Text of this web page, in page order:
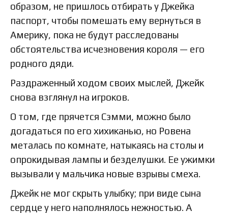
образом, не пришлось отбирать у Джейка
паспорт, чтобы помешать ему вернуться в
Америку, пока не будут расследованы
обстоятельства исчезновения короля — его
родного дяди.
Раздраженный ходом своих мыслей, Джейк
снова взглянул на игроков.
О том, где прячется Сэмми, можно было
догадаться по его хихиканью, но Ровена
металась по комнате, натыкаясь на столы и
опрокидывая лампы и безделушки. Ее ужимки
вызывали у мальчика новые взрывы смеха.
Джейк не мог скрыть улыбку; при виде сына
сердце у него наполнялось нежностью. А